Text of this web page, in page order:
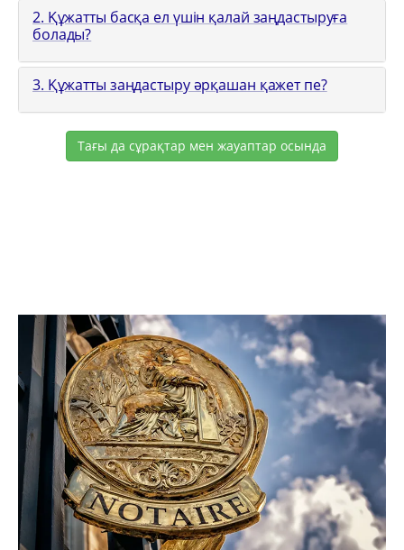
2. Құжатты басқа ел үшін қалай заңдастыруға
болады?
3. Құжатты заңдастыру әрқашан қажет пе?
Тағы да сұрақтар мен жауаптар осында